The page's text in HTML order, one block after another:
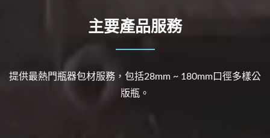
主要產品服務
提供最熱門瓶器包材服務，包括28mm ~ 180mm口徑多樣公
版瓶。